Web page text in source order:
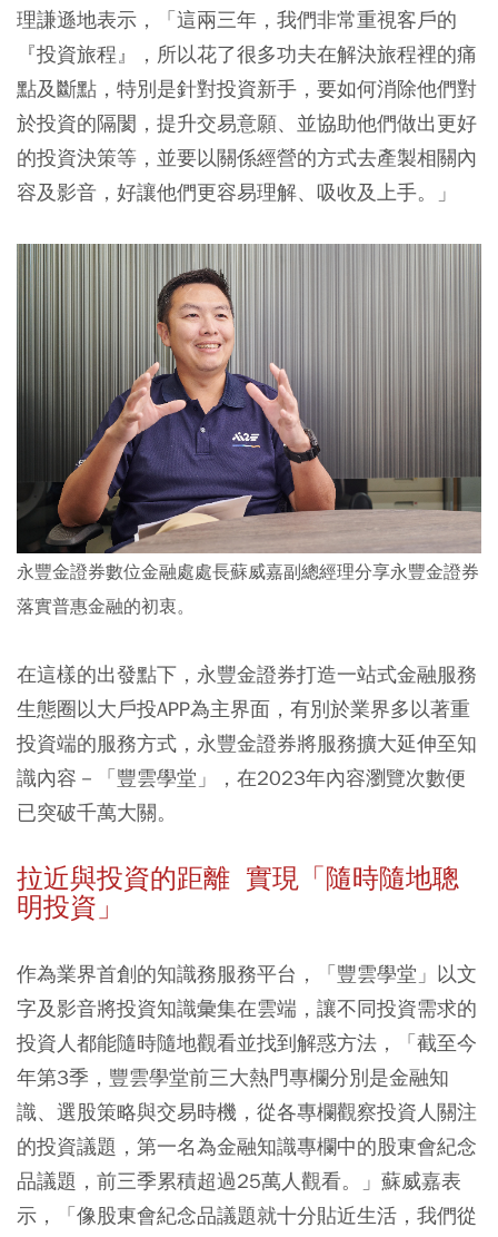
理謙遜地表示，「這兩三年，我們非常重視客戶的
『投資旅程』，所以花了很多功夫在解決旅程裡的痛
點及斷點，特別是針對投資新手，要如何消除他們對
於投資的隔閡，提升交易意願、並協助他們做出更好
的投資決策等，並要以關係經營的方式去產製相關內
容及影音，好讓他們更容易理解、吸收及上手。」
永豐金證券數位金融處處長蘇威嘉副總經理分享永豐金證券
落實普惠金融的初衷。
在這樣的出發點下，永豐金證券打造一站式金融服務
生態圈以大戶投APP為主界面，有別於業界多以著重
投資端的服務方式，永豐金證券將服務擴大延伸至知
識內容－「豐雲學堂」，在2023年內容瀏覽次數便
已突破千萬大關。
拉近與投資的距離 實現「隨時隨地聰
明投資」
作為業界首創的知識務服務平台，「豐雲學堂」以文
字及影音將投資知識彙集在雲端，讓不同投資需求的
投資人都能隨時隨地觀看並找到解惑方法，「截至今
年第3季，豐雲學堂前三大熱門專欄分別是金融知
識、選股策略與交易時機，從各專欄觀察投資人關注
的投資議題，第一名為金融知識專欄中的股東會紀念
品議題，前三季累積超過25萬人觀看。」蘇威嘉表
示，「像股東會紀念品議題就十分貼近生活，我們從